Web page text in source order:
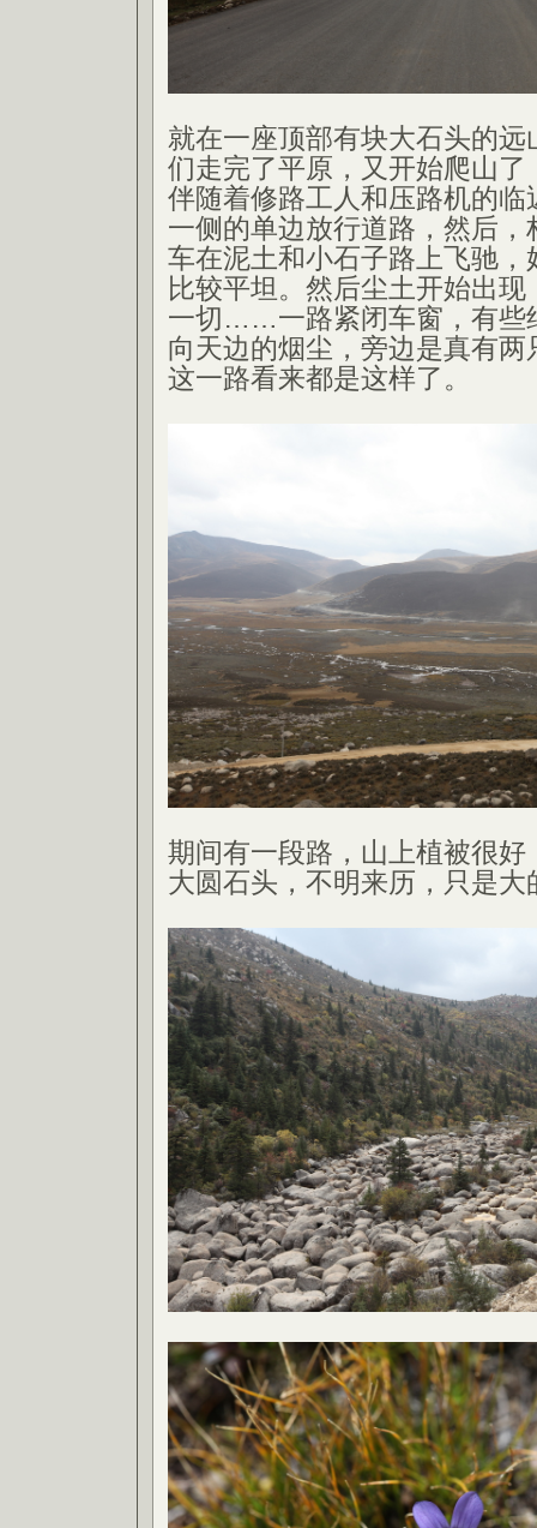
就在一座顶部有块大石头的
们走完了平原，又开始爬山了
伴随着修路工人和压路机的临
一侧的单边放行道路，然后
车在泥土和小石子路上飞驰，
比较平坦。然后尘土开始出
一切……一路紧闭车窗，有些
向天边的烟尘，旁边是真有
这一路看来都是这样了。
期间有一段路，山上植被很好
大圆石头，不明来历，只是大